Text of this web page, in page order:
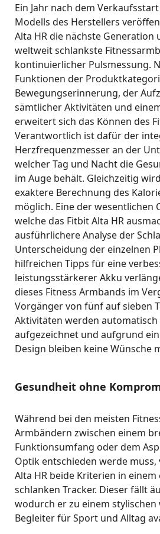
Ein Jahr nach dem
Modells des Herstellers
Alta HR die nächste Generation
weltweit schlankste
kontinuierlicher Pulsmessung.
Funktionen der
Bewegungserinnerung, der
sämtlicher Aktivitäten und
erweitert sich das Können des
Verantwortlich ist dafür der
Herzfrequenzmesser an der
welcher Tag und Nacht die
im Auge behält. Gleichzeitig
exaktere Berechnung des
möglich. Eine der wesentlichen
welche das Fitbit Alta HR
ausführlichere Analyse der
Unterscheidung der einzelnen
hilfreichen Tipps für eine
leistungsstärkerer Akku
dieses Fitness Armbands im
Vorgänger von fünf auf sieben
Aktivitäten werden
aufgezeichnet und aufgrund
Design bleiben keine Wünsche
Gesundheit ohne
Während bei den meisten
Armbändern zwischen einem
Funktionsumfang oder dem
Optik entschieden werde
Alta HR beide Kriterien in
schlanken Tracker. Dieser fällt
wodurch er zu einem stylischen
Begleiter für Sport und Alltag